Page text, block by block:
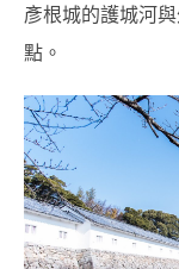
彥根城的護城河
點。